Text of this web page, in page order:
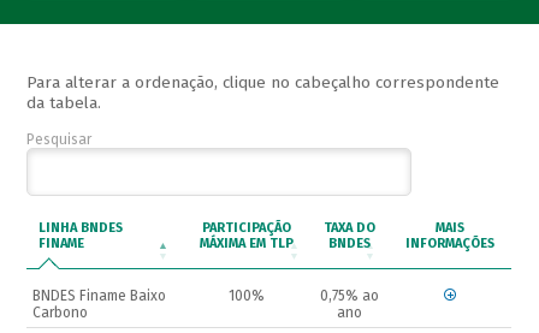
Para alterar a ordenação, clique no cabeçalho correspondente
da tabela.
Pesquisar
LINHA BNDES
FINAME
PARTICIPAÇÃO
MÁXIMA EM TLP
TAXA DO
BNDES
MAIS
INFORMAÇÕES
BNDES Finame Baixo
Carbono
100%
0,75% ao
ano